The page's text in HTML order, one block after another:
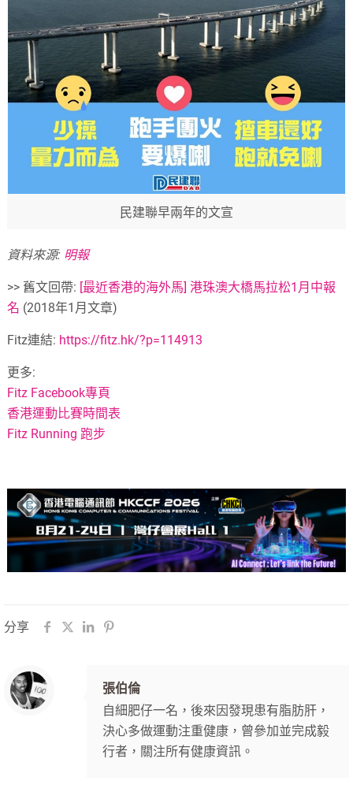
民建聯早兩年的文宣
資料來源: 明報
>> 舊文回帶: [最近香港的海外馬] 港珠澳大橋馬拉松1月中報
名 (2018年1月文章)
Fitz連結: https://fitz.hk/?p=114913
更多:
Fitz Facebook專頁
香港運動比賽時間表
Fitz Running 跑步
分享
張伯倫
自細肥仔一名，後來因發現患有脂肪肝，
決心多做運動注重健康，曾參加並完成毅
行者，關注所有健康資訊。